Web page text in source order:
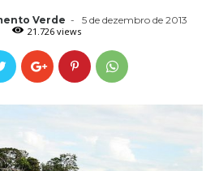
Verde -
5 de dezembro de 2013
21.726 views